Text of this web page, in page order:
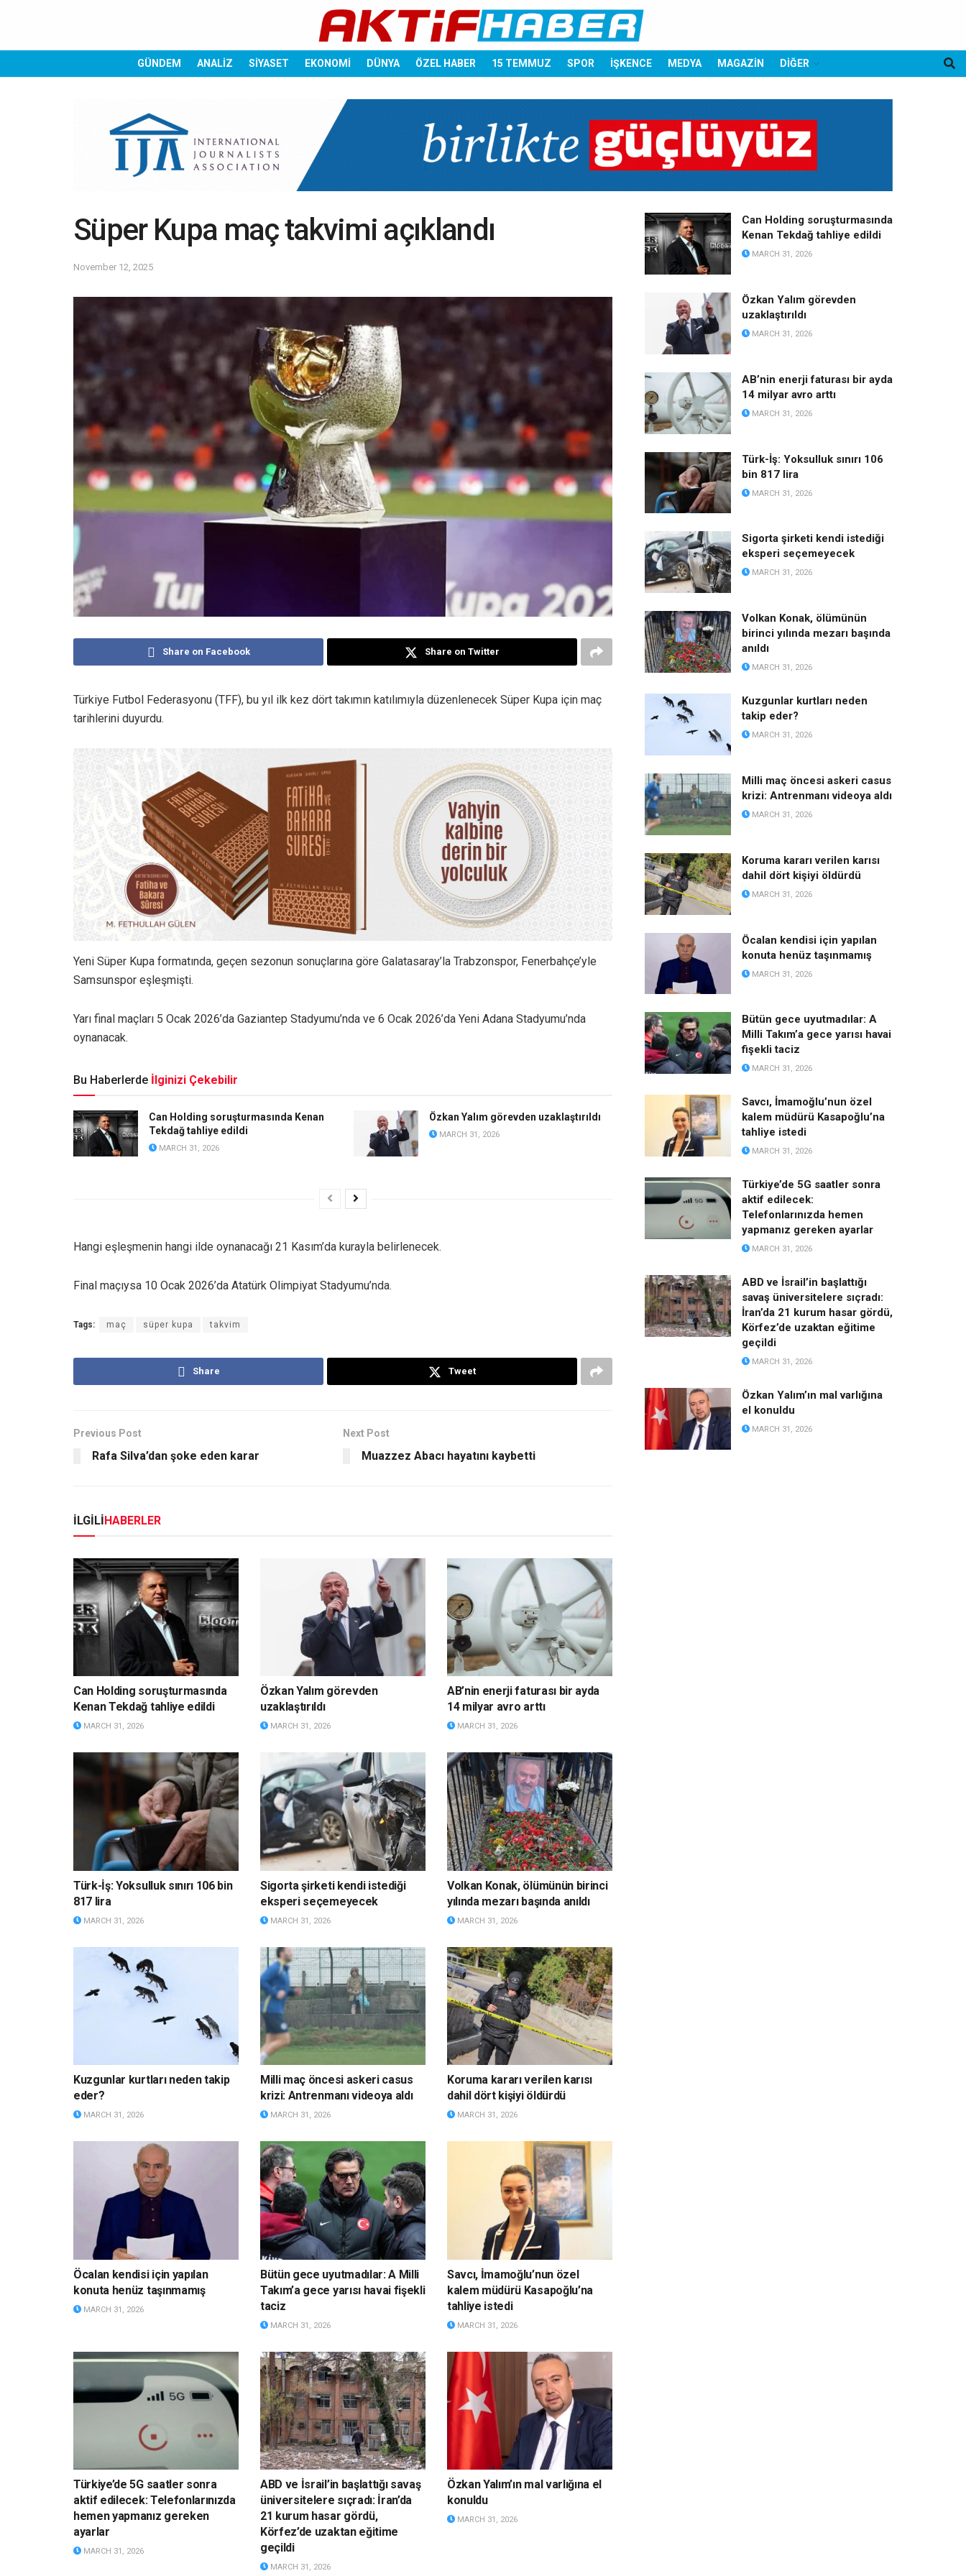
GÜNDEM ANALİZ SİYASET EKONOMİ DÜNYA ÖZEL HABER 15 TEMMUZ SPOR İŞKENCE MEDYA MAGAZİN DİĞER
Süper Kupa maç takvimi açıklandı
November 12, 2025
Share on Facebook Share on Twitter
Türkiye Futbol Federasyonu (TFF), bu yıl ilk kez dört takımın katılımıyla düzenlenecek Süper Kupa için maç
tarihlerini duyurdu.
Yeni Süper Kupa formatında, geçen sezonun sonuçlarına göre Galatasaray’la Trabzonspor, Fenerbahçe’yle
Samsunspor eşleşmişti.
Yarı final maçları 5 Ocak 2026’da Gaziantep Stadyumu’nda ve 6 Ocak 2026’da Yeni Adana Stadyumu’nda
oynanacak.
Bu Haberlerde İlginizi Çekebilir
Can Holding soruşturmasında Kenan
Tekdağ tahliye edildi
MARCH 31, 2026
Özkan Yalım görevden uzaklaştırıldı
MARCH 31, 2026
Hangi eşleşmenin hangi ilde oynanacağı 21 Kasım’da kurayla belirlenecek.
Final maçıysa 10 Ocak 2026’da Atatürk Olimpiyat Stadyumu’nda.
Tags: maç süper kupa takvim
Share Tweet
Previous Post
Rafa Silva’dan şoke eden karar
Next Post
Muazzez Abacı hayatını kaybetti
İLGİLİHABERLER
Can Holding soruşturmasında
Kenan Tekdağ tahliye edildi
MARCH 31, 2026
Özkan Yalım görevden
uzaklaştırıldı
MARCH 31, 2026
AB’nin enerji faturası bir ayda
14 milyar avro arttı
MARCH 31, 2026
Türk-İş: Yoksulluk sınırı 106 bin
817 lira
MARCH 31, 2026
Sigorta şirketi kendi istediği
eksperi seçemeyecek
MARCH 31, 2026
Volkan Konak, ölümünün birinci
yılında mezarı başında anıldı
MARCH 31, 2026
Kuzgunlar kurtları neden takip
eder?
MARCH 31, 2026
Milli maç öncesi askeri casus
krizi: Antrenmanı videoya aldı
MARCH 31, 2026
Koruma kararı verilen karısı
dahil dört kişiyi öldürdü
MARCH 31, 2026
Öcalan kendisi için yapılan
konuta henüz taşınmamış
MARCH 31, 2026
Bütün gece uyutmadılar: A Milli
Takım’a gece yarısı havai fişekli
taciz
MARCH 31, 2026
Savcı, İmamoğlu’nun özel
kalem müdürü Kasapoğlu’na
tahliye istedi
MARCH 31, 2026
Türkiye’de 5G saatler sonra
aktif edilecek: Telefonlarınızda
hemen yapmanız gereken
ayarlar
MARCH 31, 2026
ABD ve İsrail’in başlattığı savaş
üniversitelere sıçradı: İran’da
21 kurum hasar gördü,
Körfez’de uzaktan eğitime
geçildi
MARCH 31, 2026
Özkan Yalım’ın mal varlığına el
konuldu
MARCH 31, 2026
Can Holding soruşturmasında
Kenan Tekdağ tahliye edildi
MARCH 31, 2026
Özkan Yalım görevden
uzaklaştırıldı
MARCH 31, 2026
AB’nin enerji faturası bir ayda
14 milyar avro arttı
MARCH 31, 2026
Türk-İş: Yoksulluk sınırı 106
bin 817 lira
MARCH 31, 2026
Sigorta şirketi kendi istediği
eksperi seçemeyecek
MARCH 31, 2026
Volkan Konak, ölümünün
birinci yılında mezarı başında
anıldı
MARCH 31, 2026
Kuzgunlar kurtları neden
takip eder?
MARCH 31, 2026
Milli maç öncesi askeri casus
krizi: Antrenmanı videoya aldı
MARCH 31, 2026
Koruma kararı verilen karısı
dahil dört kişiyi öldürdü
MARCH 31, 2026
Öcalan kendisi için yapılan
konuta henüz taşınmamış
MARCH 31, 2026
Bütün gece uyutmadılar: A
Milli Takım’a gece yarısı havai
fişekli taciz
MARCH 31, 2026
Savcı, İmamoğlu’nun özel
kalem müdürü Kasapoğlu’na
tahliye istedi
MARCH 31, 2026
Türkiye’de 5G saatler sonra
aktif edilecek:
Telefonlarınızda hemen
yapmanız gereken ayarlar
MARCH 31, 2026
ABD ve İsrail’in başlattığı
savaş üniversitelere sıçradı:
İran’da 21 kurum hasar gördü,
Körfez’de uzaktan eğitime
geçildi
MARCH 31, 2026
Özkan Yalım’ın mal varlığına
el konuldu
MARCH 31, 2026